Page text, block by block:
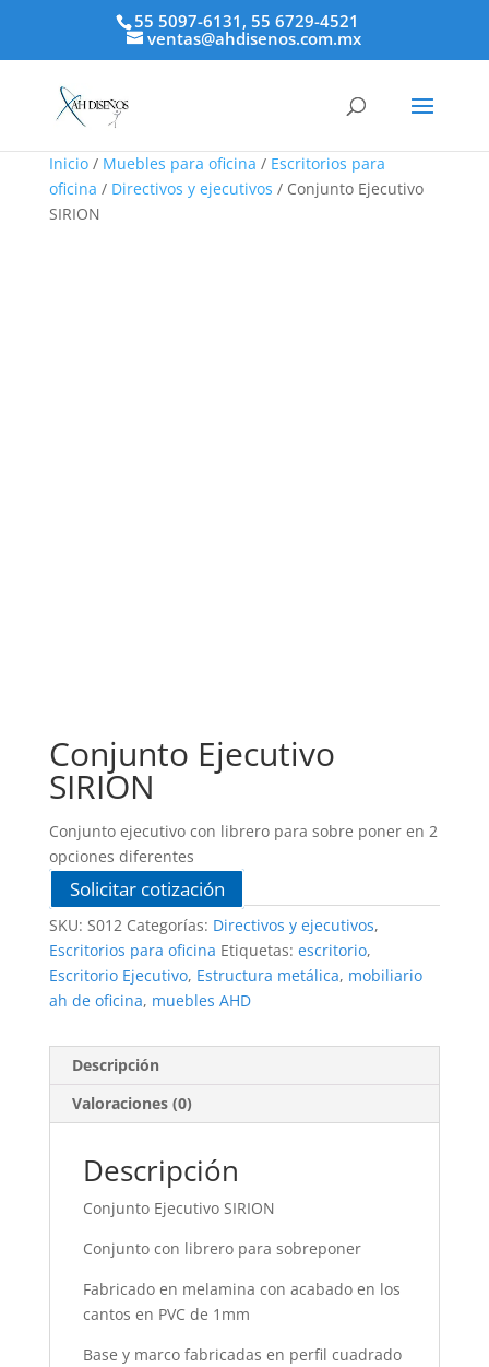
55 5097-6131, 55 6729-4521
ventas@ahdisenos.com.mx
Inicio/ Muebles para oficina / Escritorios para
oficina / Directivos y ejecutivos / Conjunto Ejecutivo
SIRION
Conjunto Ejecutivo
SIRION
Conjunto ejecutivo con librero para sobre poner en 2
opciones diferentes
Solicitar cotización
SKU: S012 Categorías: Directivos y ejecutivos,
Escritorios para oficina Etiquetas: escritorio,
Escritorio Ejecutivo, Estructura metálica, mobiliario
ah de oficina, muebles AHD
Descripción
Valoraciones (0)
Descripción
Conjunto Ejecutivo SIRION
Conjunto con librero para sobreponer
Fabricado en melamina con acabado en los
cantos en PVC de 1mm
Base y marco fabricadas en perfil cuadrado